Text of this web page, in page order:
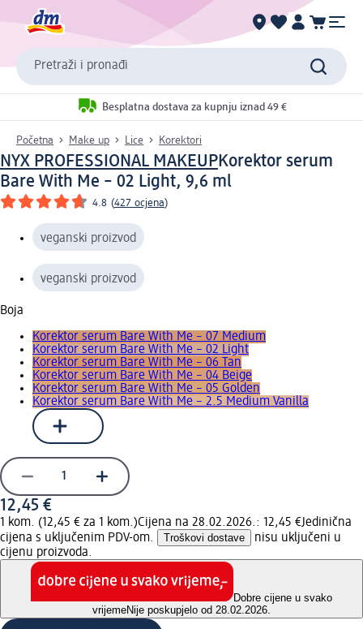
Pretraži i pronađi
Besplatna dostava za kupnju iznad 49 €
Početna Make up Lice Korektori
NYX PROFESSIONAL MAKEUPKorektor serum
Bare With Me – 02 Light, 9,6 ml
4.8 (427 ocjena)
veganski proizvod
veganski proizvod
Boja
Korektor serum Bare With Me – 07 Medium
Korektor serum Bare With Me – 02 Light
Korektor serum Bare With Me – 06 Tan
Korektor serum Bare With Me – 04 Beige
Korektor serum Bare With Me – 05 Golden
Korektor serum Bare With Me – 2.5 Medium Vanilla
12,45 €
1 kom. (12,45 € za 1 kom.)Cijena na 28.02.2026.: 12,45 €Jedinična
cijena s uključenim PDV-om.
Troškovi dostave
nisu uključeni u
cijenu proizvoda.
Dobre cijene u svako
vrijemeNije poskupjelo od 28.02.2026.